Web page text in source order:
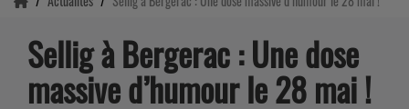
Sellig à Bergerac : Une dose
massive d’humour le 28 mai !